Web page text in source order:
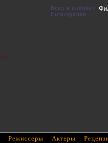
Режиссеры Актеры
Вход в кабинет
Регистрация